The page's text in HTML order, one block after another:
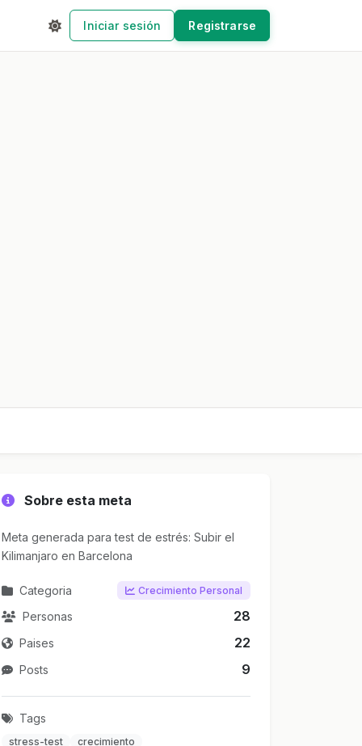
Iniciar sesión Registrarse
Sobre esta meta
Meta generada para test de estrés: Subir el
Kilimanjaro en Barcelona
Categoria Crecimiento Personal
Personas 28
Paises 22
Posts 9
Tags
stress-test crecimiento